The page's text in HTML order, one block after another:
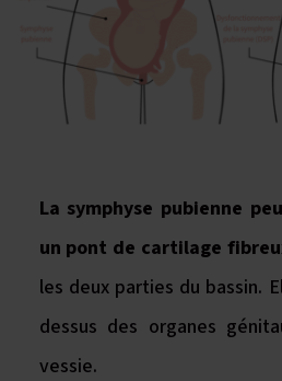
La symphyse pubienne
un pont de cartilage
les deux parties du bassin.
dessus des organes
vessie.